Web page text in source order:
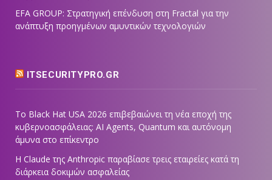
EFA GROUP: Στρατηγική επένδυση στη Fractal για την
ανάπτυξη προηγμένων αμυντικών τεχνολογιών
ITSECURITYPRO.GR
Το Black Hat USA 2026 επιβεβαιώνει τη νέα εποχή της
κυβερνοασφάλειας: AI Agents, Quantum και αυτόνομη
άμυνα στο επίκεντρο
Η Claude της Anthropic παραβίασε τρεις εταιρείες κατά τη
διάρκεια δοκιμών ασφαλείας